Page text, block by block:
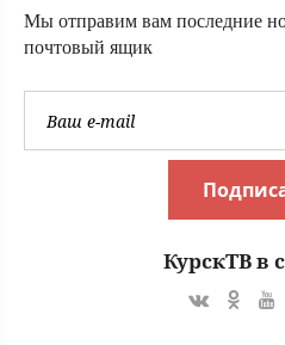
Мы отправим вам последние
почтовый ящик
КурскТВ в